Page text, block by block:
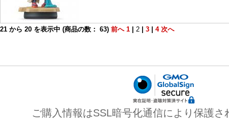
21 から 20 を表示中 (商品の数： 63) 前へ 1 2 3 4 次へ
ご購入情報はSSL暗号化通信により保護さ